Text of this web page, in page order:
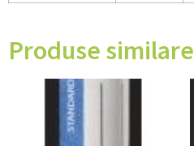
Produse similare